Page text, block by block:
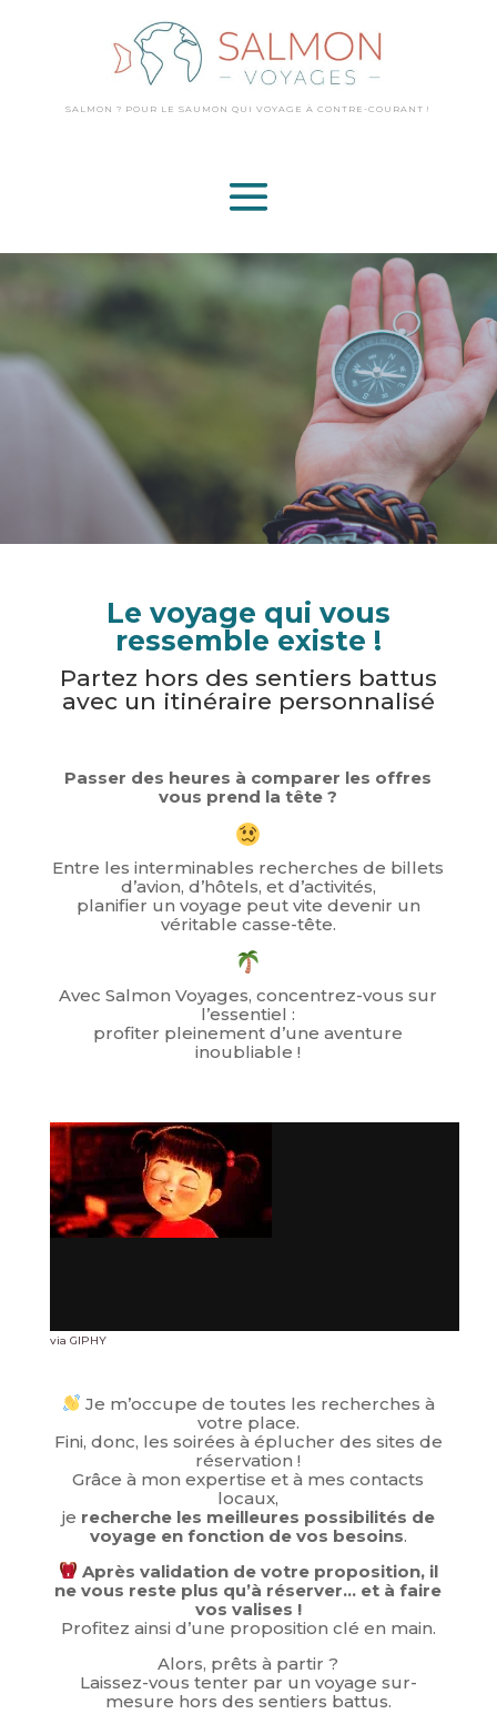
SALMON ? POUR LE SAUMON QUI VOYAGEÀ CONTRE-COURANT !
Le voyage qui vous
ressemble existe !
Partez hors des sentiers battus
avec un itinéraire personnalisé
Passer des heures à comparer les offres
vous prend la tête ?
Entre les interminables recherches de billets
d’avion, d’hôtels, et d’activités,
planifier un voyage peut vite devenir un
véritable casse-tête.
Avec Salmon Voyages, concentrez-vous sur
l’essentiel :
profiter pleinement d’une aventure
inoubliable !
via GIPHY
Je m’occupe de toutes les recherches à
votre place.
Fini, donc, les soirées à éplucher des sites de
réservation !
Grâce à mon expertise et à mes contacts
locaux,
je recherche les meilleures possibilités de
voyage en fonction de vos besoins.
Après validation de votre proposition, il
ne vous reste plus qu’à réserver… et à faire
vos valises !
Profitez ainsi d’une proposition clé en main.
Alors, prêts à partir ?
Laissez-vous tenter par un voyage sur-
mesure hors des sentiers battus.